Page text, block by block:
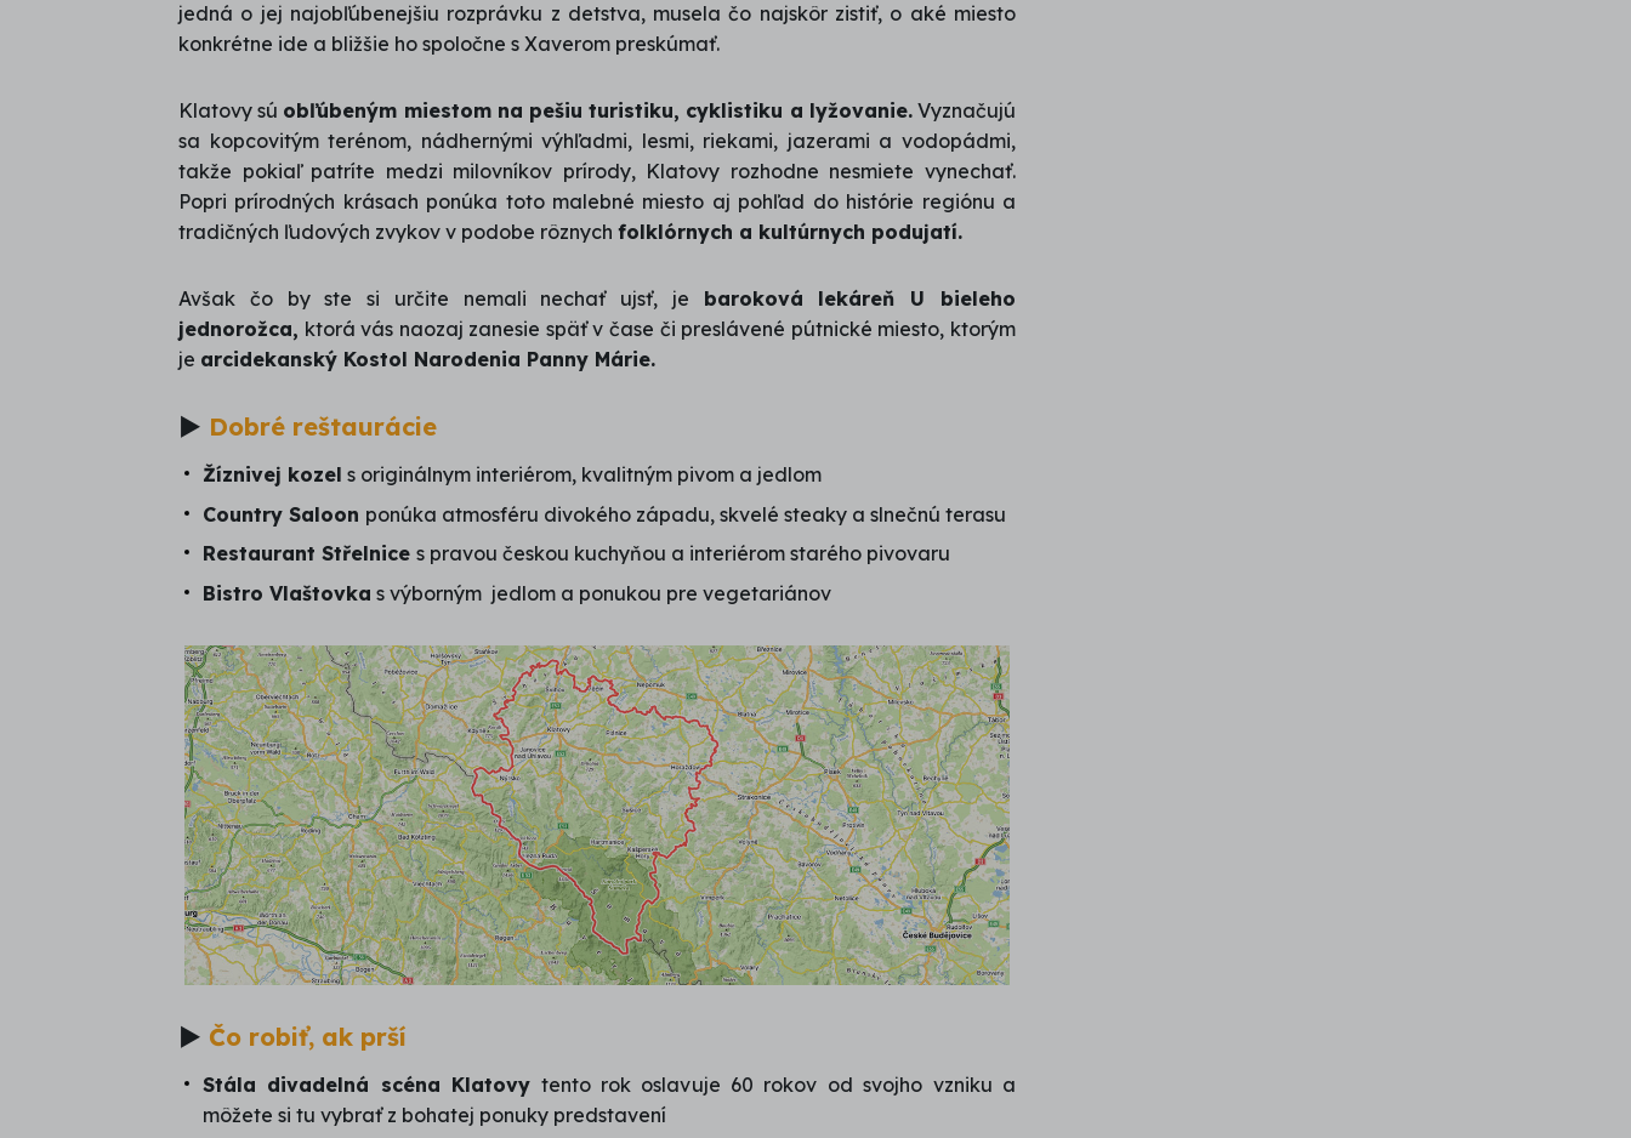
jedná o jej najobľúbenejšiu rozprávku z detstva, musela čo najskôr zistiť, o aké miesto
konkrétne ide a bližšie ho spoločne s Xaverom preskúmať.
Klatovy sú obľúbeným miestom na pešiu turistiku, cyklistiku a lyžovanie.Vyznačujú
sa kopcovitým terénom, nádhernými výhľadmi, lesmi, riekami, jazerami a vodopádmi,
takže pokiaľ patríte medzi milovníkov prírody, Klatovy rozhodne nesmiete vynechať.
Popri prírodných krásach ponúka toto malebné miesto aj pohľad do histórie regiónu a
tradičných ľudových zvykov v podobe rôznych folklórnych a kultúrnych podujatí.
Avšak čo by ste si určite nemali nechať ujsť, je baroková lekáreň U bieleho
jednorožca, ktorá vás naozaj zanesie späť v čase či preslávené pútnické miesto, ktorým
je arcidekanský Kostol Narodenia Panny Márie.
► Dobré reštaurácie
Žíznivej kozel s originálnym interiérom, kvalitným pivom a jedlom
Country Saloon ponúka atmosféru divokého západu, skvelé steaky a slnečnú terasu
Restaurant Střelnice s pravou českou kuchyňou a interiérom starého pivovaru
Bistro Vlaštovka s výborným jedlom a ponukou pre vegetariánov
► Čo robiť, ak prší
Stála divadelná scéna Klatovy tento rok oslavuje 60 rokov od svojho vzniku a
môžete si tu vybrať z bohatej ponuky predstavení